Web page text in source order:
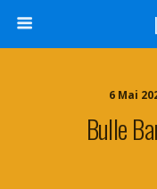
6 Mai
Bulle